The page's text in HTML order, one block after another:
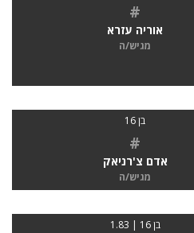
#
אוריה עזרא
מגיש/ה
בן 16
#
אדם צ'רניאק
מגיש/ה
בן 16 | 1.83